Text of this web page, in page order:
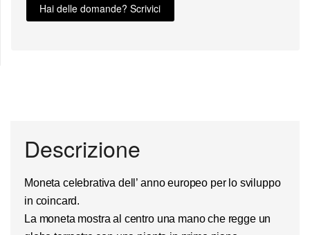
Hai delle domande? Scrivici
Descrizione
Moneta celebrativa dell’ anno europeo per lo sviluppo
in coincard.
La moneta mostra al centro una mano che regge un